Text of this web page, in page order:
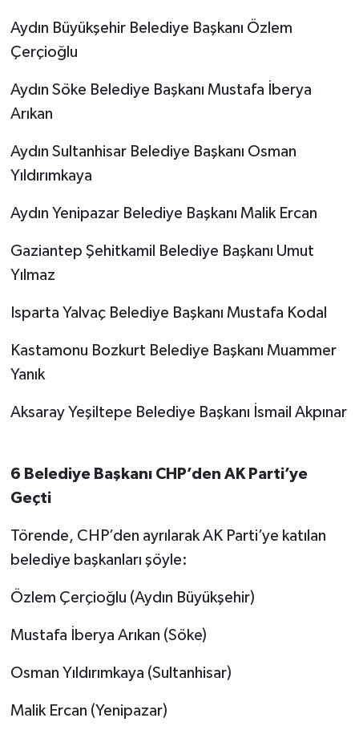
Aydın Büyükşehir Belediye Başkanı Özlem
Çerçioğlu
Aydın Söke Belediye Başkanı Mustafa İberya
Arıkan
Aydın Sultanhisar Belediye Başkanı Osman
Yıldırımkaya
Aydın Yenipazar Belediye Başkanı Malik Ercan
Gaziantep Şehitkamil Belediye Başkanı Umut
Yılmaz
Isparta Yalvaç Belediye Başkanı Mustafa Kodal
Kastamonu Bozkurt Belediye Başkanı Muammer
Yanık
Aksaray Yeşiltepe Belediye Başkanı İsmail Akpınar
6 Belediye Başkanı CHP’den AK Parti’ye
Geçti
Törende, CHP’den ayrılarak AK Parti’ye katılan
belediye başkanları şöyle:
Özlem Çerçioğlu (Aydın Büyükşehir)
Mustafa İberya Arıkan (Söke)
Osman Yıldırımkaya (Sultanhisar)
Malik Ercan (Yenipazar)